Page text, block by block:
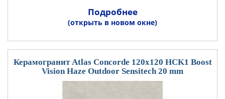
Подробнее
(открыть в новом окне)
Керамогранит Atlas Concorde 120x120 HCK1 Boost
Vision Haze Outdoor Sensitech 20 mm